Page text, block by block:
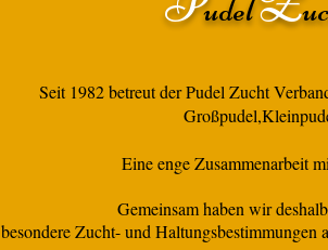
udel
Seit 1982 betreut derPudel Zucht
Eine enge Zusammenarbeit
Gemeinsam haben wir
besondere Zucht- und Haltungsbestimmungen